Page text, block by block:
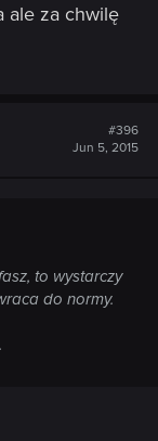
ale za chwilę
#396
Jun 5, 2015
to wystarczy
do normy.